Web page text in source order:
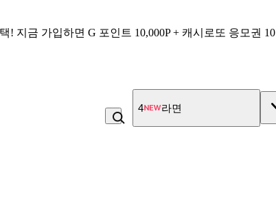
! 지금 가입하면 G 포인트 10,000P + 캐시로또 응모권
5 비_플레인 쿽